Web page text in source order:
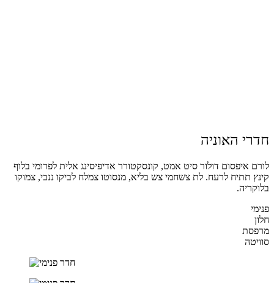
חדרי האוניה
לורם איפסום דולור סיט אמט, קונסקטורר אדיפיסינג אלית לפרומי בלוף
קינץ תתיח לרעח. לת צשחמי צש בליא, מנסוטו צמלח לביקו ננבי, צמוקו
בלוקריה.
פנימי
חלון
מרפסת
סוויטה